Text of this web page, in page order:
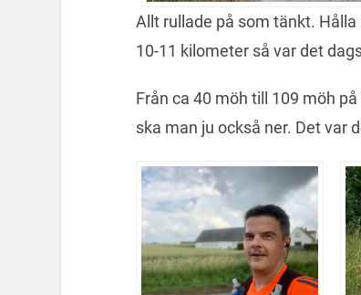
Allt rullade på som tänkt.
10-11 kilometer så var det
Från ca 40 möh till 109 möh
ska man ju också ner. Det var